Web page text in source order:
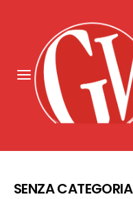
SENZA CATEGORIA